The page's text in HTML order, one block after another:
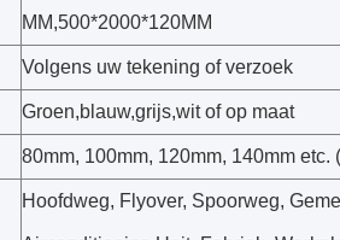
MM,500*2000*120MM
Volgens uw tekening of verzoek
Groen,blauw,grijs,wit of op maat
80mm, 100mm, 120mm, 140mm etc.
Hoofdweg, Flyover, Spoorweg,